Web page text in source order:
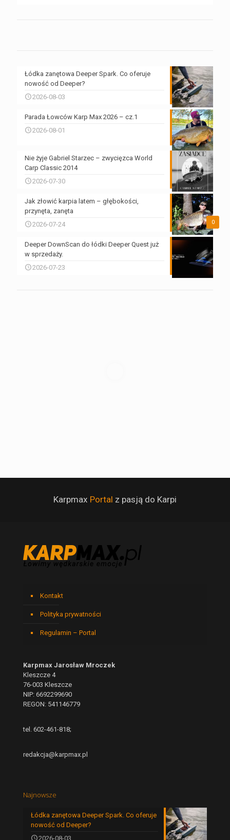
Łódka zanętowa Deeper Spark. Co oferuje
nowość od Deeper?
2026-08-03
Parada Łowców Karp Max 2026 – cz.1
2026-08-01
Nie żyje Gabriel Starzec – zwycięzca World
Carp Classic 2014
2026-07-30
0
Jak złowić karpia latem – głębokości,
przynęta, zanęta
2026-07-24
Deeper DownScan do łódki Deeper Quest już
w sprzedaży.
2026-07-23
Karpmax Portal z pasją do Karpi
Kontakt
Polityka prywatności
Regulamin – Portal
Karpmax Jarosław Mroczek
Kleszcze 4
76-003 Kleszcze
NIP: 6692299690
REGON: 541146779
tel. 602-461-818;
redakcja@karpmax.pl
Najnowsze
Łódka zanętowa Deeper Spark. Co oferuje
nowość od Deeper?
2026-08-03